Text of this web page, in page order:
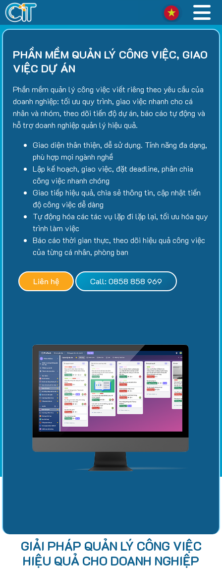
PHẦN MỀM QUẢN LÝ CÔNG VIỆC, GIAO
VIỆC DỰ ÁN
Phần mềm quản lý công việc viết riêng theo yêu cầu của
doanh nghiệp: tối ưu quy trình, giao việc nhanh cho cá
nhân và nhóm, theo dõi tiến độ dự án, báo cáo tự động và
hỗ trợ doanh nghiệp quản lý hiệu quả.
Giao diện thân thiện, dễ sử dụng. Tính năng đa dạng,
phù hợp mọi ngành nghề
Lập kế hoạch, giao việc, đặt deadline, phân chia
công việc nhanh chóng
Giao tiếp hiệu quả, chia sẻ thông tin, cập nhật tiến
độ công việc dễ dàng
Tự động hóa các tác vụ lặp đi lặp lại, tối ưu hóa quy
trình làm việc
Báo cáo thời gian thực, theo dõi hiệu quả công việc
của từng cá nhân, phòng ban
Liên hệ Call: 0858 858 969
GIẢI PHÁP QUẢN LÝ CÔNG VIỆC
HIỆU QUẢ CHO DOANH NGHIỆP